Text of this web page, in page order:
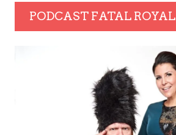
PODCAST FATAL ROYAL